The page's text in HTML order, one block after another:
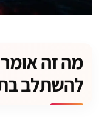
מה זה
להשתלב